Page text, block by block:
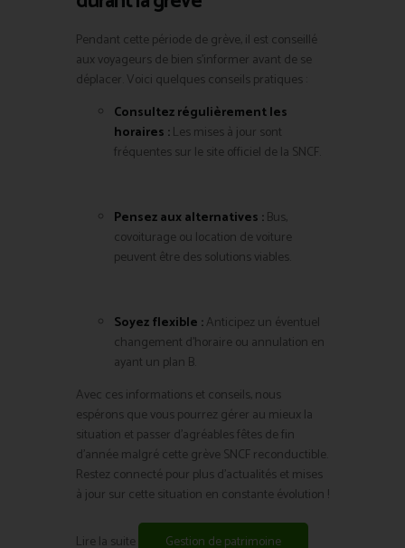
Pendant cette période de grève, il est conseillé
aux voyageurs de bien s’informer avant de se
déplacer. Voici quelques conseils pratiques :
Consultez régulièrement les
horaires :Les mises à jour sont
fréquentes sur le site officiel de la SNCF.
Pensez aux alternatives :Bus,
covoiturage ou location de voiture
peuvent être des solutions viables.
Soyez flexible :Anticipez un éventuel
changement d’horaire ou annulation en
ayant un plan B.
Avec ces informations et conseils, nous
espérons que vous pourrez gérer au mieux la
situation et passer d’agréables fêtes de fin
d’année malgré cette grève SNCF reconductible.
Restez connecté pour plus d’actualités et mises
à jour sur cette situation en constante évolution !
Lire la suite Gestion de patrimoine